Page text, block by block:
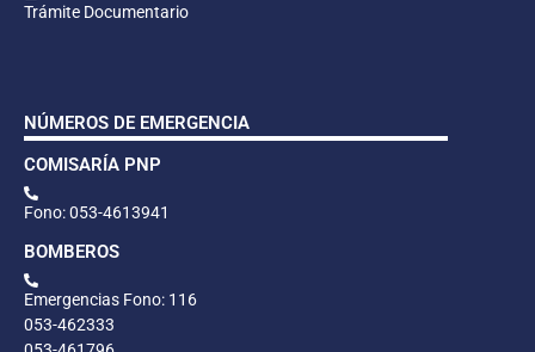
Trámite Documentario
NÚMEROS DE EMERGENCIA
COMISARÍA PNP
Fono: 053-4613941
BOMBEROS
Emergencias Fono: 116
053-462333